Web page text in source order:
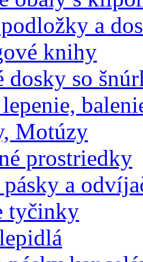
a
knihy
dosky so
Motúzy
prostriedky
a
tyčinky